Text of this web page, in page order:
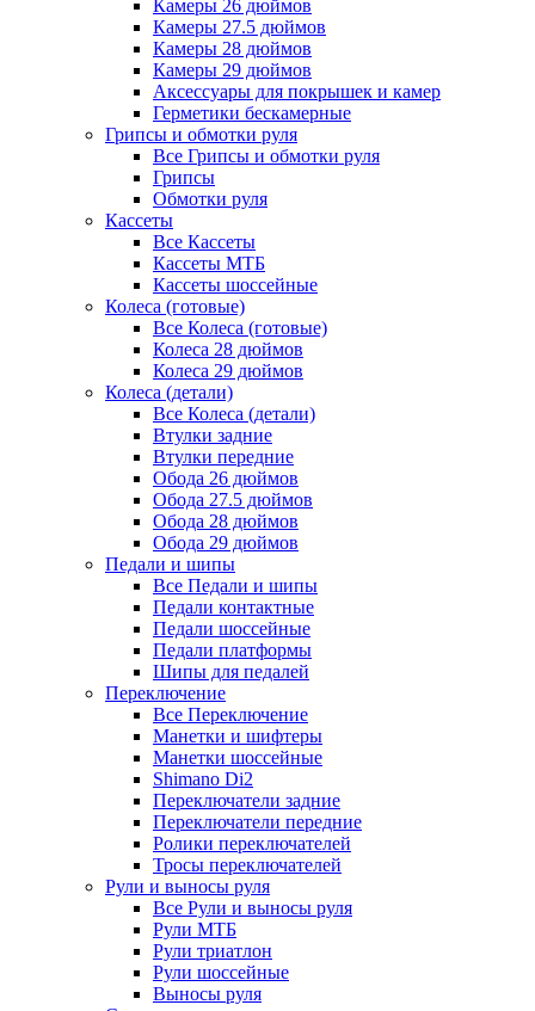
Камеры 26 дюймов
Камеры 27.5 дюймов
Камеры 28 дюймов
Камеры 29 дюймов
Аксессуары для покрышек и камер
Герметики бескамерные
Грипсы и обмотки руля
Все Грипсы и обмотки руля
Грипсы
Обмотки руля
Кассеты
Все Кассеты
Кассеты МТБ
Кассеты шоссейные
Колеса (готовые)
Все Колеса (готовые)
Колеса 28 дюймов
Колеса 29 дюймов
Колеса (детали)
Все Колеса (детали)
Втулки задние
Втулки передние
Обода 26 дюймов
Обода 27.5 дюймов
Обода 28 дюймов
Обода 29 дюймов
Педали и шипы
Все Педали и шипы
Педали контактные
Педали шоссейные
Педали платформы
Шипы для педалей
Переключение
Все Переключение
Манетки и шифтеры
Манетки шоссейные
Shimano Di2
Переключатели задние
Переключатели передние
Ролики переключателей
Тросы переключателей
Рули и выносы руля
Все Рули и выносы руля
Рули МТБ
Рули триатлон
Рули шоссейные
Выносы руля